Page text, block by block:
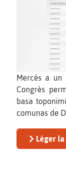
Mercés a un
Congrès
basa
comunas de
Léger la